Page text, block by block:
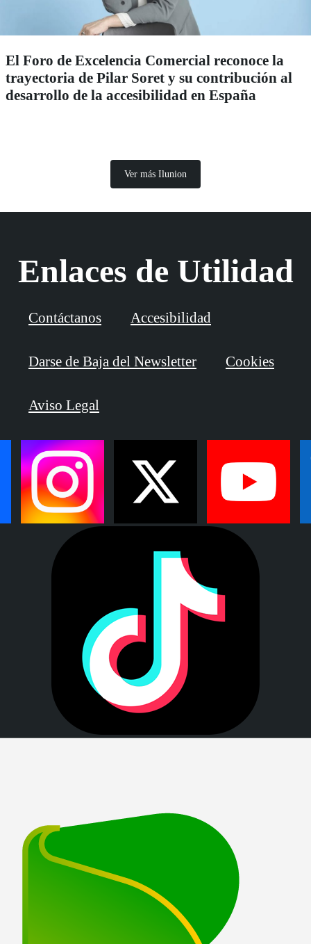
El Foro de Excelencia Comercial reconoce la
trayectoria de Pilar Soret y su contribución al
desarrollo de la accesibilidad en España
Ver más Ilunion
Enlaces de Utilidad
Contáctanos Accesibilidad
Darse de Baja del Newsletter Cookies
Aviso Legal